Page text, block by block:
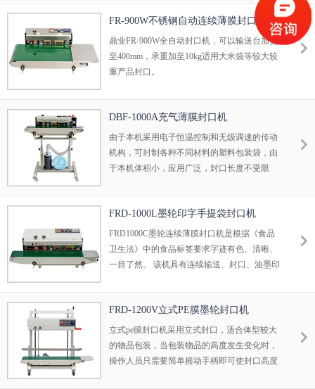
FR-900W不锈钢自动连续薄膜封口机
鼎业FR-900W全自动封口机，可以输送台加宽
至400mm，承重加至10kg适用大米袋等较大较
重产品封口。
DBF-1000A充气薄膜封口机
由于本机采用电子恒温控制和无级调速的传动
机构，可封制各种不同材料的塑料包装袋，由
于本机体积小，应用广泛，封口长度不受限
是工厂、商店批量产品包装的封口设备。 由于
本机电器控制简单，合理而精制的机械传动，
从而结构性能非常稳定，故障率低，且使用寿
命更长。可长时间连续工作，能满足大批量生
产需求。产品经过该机的封口包装后，且具外
运和储存。大大降低产品的损耗，且具包装成
本优势。
FRD-1000L墨轮印字手提袋封口机
FRD1000C墨轮连续薄膜封口机是根据《食品
卫生法》中的食品标签要求字迹有色、清晰、
一目了然。 该机具有连续输送、封口、油墨印
功效，可封合印制任何一种可热性的薄膜。 该
机可广泛适用于：食品、土特产、茶叶、化妆
品、医药、乳品、饮料、化工、电子、小五金
等行业。
FRD-1200V立式PE膜墨轮封口机
立式pe膜封口机采用立式封口，适合体型较大
的物品包装，当包装物品的高度发生变化时，
操作人员只需要简单摇动手柄即可使封口高度